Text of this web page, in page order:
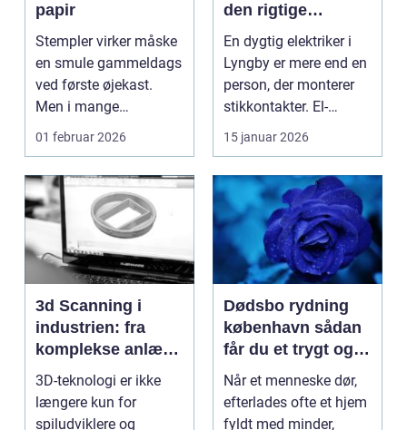
papir
Stempler virker måske
en smule gammeldags
ved første øjekast.
Men i mange
virksomheder og også
01 februar 2026
den rigtige
fagmand
En dygtig elektriker i
Lyngby er mere end en
person, der monterer
stikkontakter. El-
installationer e...
15 januar 2026
3d Scanning i
industrien: fra
komplekse anlæg
til præcise
beslutninger
3D-teknologi er ikke
længere kun for
spiludviklere og
Dødsbo rydning
københavn sådan
får du et trygt og
professionelt
forløb
Når et menneske dør,
efterlades ofte et hjem
fyldt med minder,